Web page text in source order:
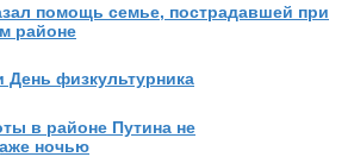
помощь семье, пострадавшей при
районе
День физкультурника
в районе Путина не
ночью